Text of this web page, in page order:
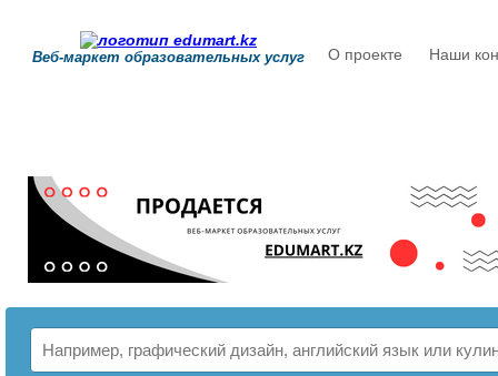
Веб-маркет образовательных услуг О проекте Наши